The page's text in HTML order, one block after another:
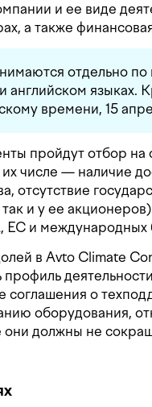
и ее виде
а также
отдельно по
английском языках.
времени, 15
пройдут отбор на
числе — наличие
отсутствие
и у ее
и международных
в Avto Climate
профиль
соглашения о
оборудования,
должны не